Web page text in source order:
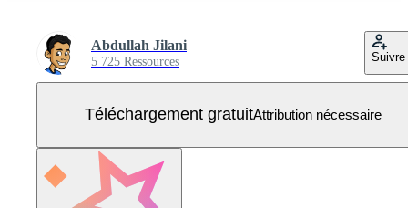
Abdullah Jilani
5 725 Ressources Suivre
Téléchargement gratuitAttribution nécessaire